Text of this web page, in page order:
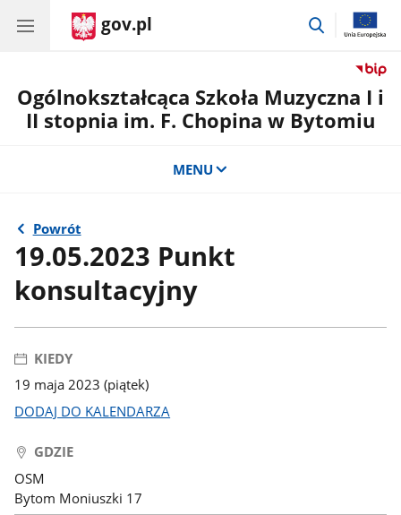
gov.pl
przejdź
Ogólnokształcąca Szkoła Muzyczna I i
II stopnia im. F. Chopina w Bytomiu
MENU
Powrót
19.05.2023 Punkt
konsultacyjny
KIEDY
19 maja 2023 (piątek)
DODAJ DO KALENDARZA
GDZIE
OSM
Bytom Moniuszki 17